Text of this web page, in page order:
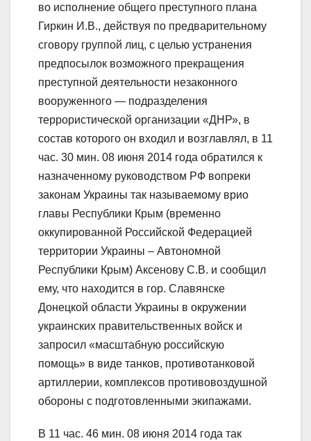
во исполнение общего преступного плана
Гиркин И.В., действуя по предварительному
сговору группой лиц, с целью устранения
предпосылок возможного прекращения
преступной деятельности незаконного
вооруженного — подразделения
террористической организации «ДНР», в
состав которого он входил и возглавлял, в 11
час. 30 мин. 08 июня 2014 года обратился к
назначенному руководством РФ вопреки
законам Украины так называемому врио
главы Республики Крым (временно
оккупированной Российской Федерацией
территории Украины – Автономной
Республики Крым) Аксенову С.В. и сообщил
ему, что находится в гор. Славянске
Донецкой области Украины в окружении
украинских правительственных войск и
запросил «масштабную российскую
помощь» в виде танков, противотанковой
артиллерии, комплексов противовоздушной
обороны с подготовленными экипажами.
В 11 час. 46 мин. 08 июня 2014 года так